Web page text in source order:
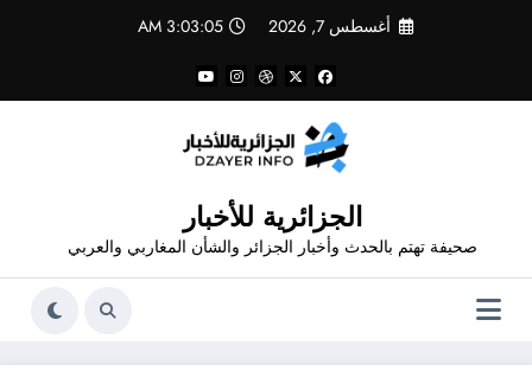
أغسطس 7, 2026 3:03:05 AM
الجزائرية للأخبار
صحيفة تهتم بالحدث وأخبار الجزائر والشأن المغاربي والعربي